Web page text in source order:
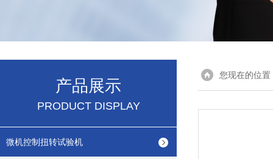
产品展示
PRODUCT DISPLAY
微机控制扭转试验机
您现在的位置